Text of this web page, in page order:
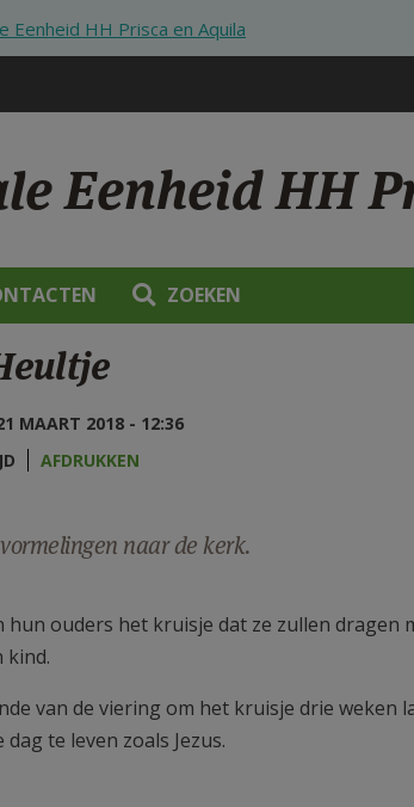
Eenheid HH Prisca en Aquila
Eenheid HH
ZOEKEN
MAART 2018 - 12:36
AFDRUKKEN
naar de kerk.
hun ouders het kruisje dat ze zullen dragen
kind.
van de viering om het kruisje drie weken
te leven zoals Jezus.